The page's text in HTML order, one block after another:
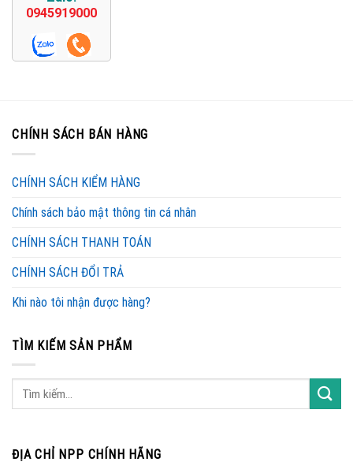
0945919000
CHÍNH SÁCH BÁN HÀNG
CHÍNH SÁCH KIỂM HÀNG
Chính sách bảo mật thông tin cá nhân
CHÍNH SÁCH THANH TOÁN
CHÍNH SÁCH ĐỔI TRẢ
Khi nào tôi nhận được hàng?
TÌM KIẾM SẢN PHẨM
ĐỊA CHỈ NPP CHÍNH HÃNG